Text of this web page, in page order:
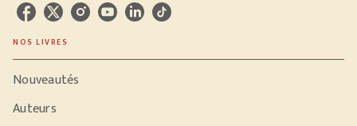
NOS LIVRES
Nouveautés
Auteurs